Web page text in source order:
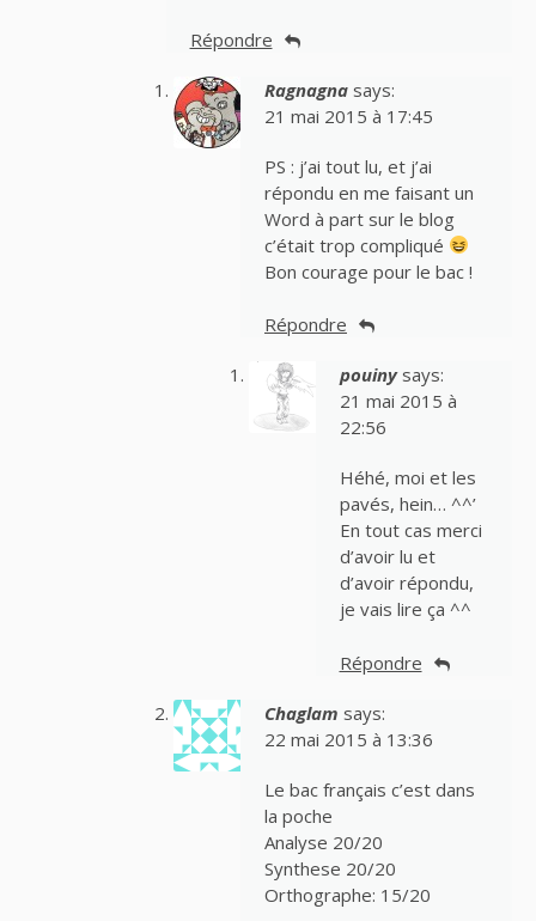
Répondre
Ragnagna says:
21 mai 2015 à 17:45
PS : j’ai tout lu, et j’ai
répondu en me faisant un
Word à part sur le blog
c’était trop compliqué
Bon courage pour le bac !
Répondre
pouiny says:
21 mai 2015 à
22:56
Héhé, moi et les
pavés, hein… ^^’
En tout cas merci
d’avoir lu et
d’avoir répondu,
je vais lire ça ^^
Répondre
Chaglam says:
22 mai 2015 à 13:36
Le bac français c’est dans
la poche
Analyse 20/20
Synthese 20/20
Orthographe: 15/20